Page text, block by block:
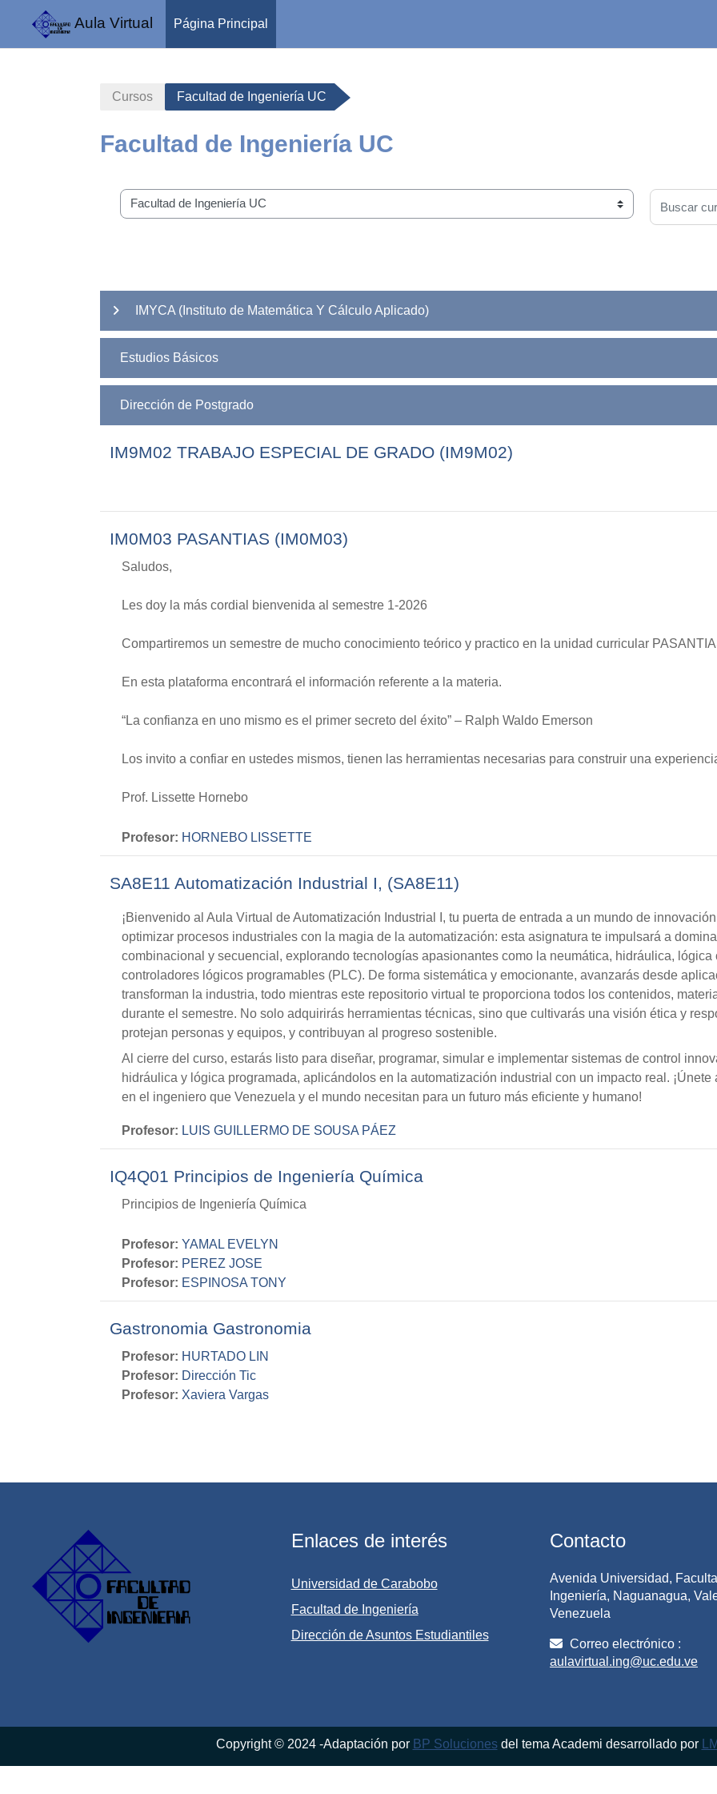
Aula Virtual Página Principal
Cursos Facultad de Ingeniería UC
Facultad de Ingeniería UC
Categorías
Buscar
IMYCA (Instituto de Matemática Y Cálculo Aplicado)
Estudios Básicos
Dirección de Postgrado
IM9M02 TRABAJO ESPECIAL DE GRADO (IM9M02)
IM0M03 PASANTIAS (IM0M03)
Saludos,
Les doy la más cordial bienvenida al semestre 1-2026
Compartiremos un semestre de mucho conocimiento teórico y practico en la unidad curricular
En esta plataforma encontrará el información referente a la materia.
“La confianza en uno mismo es el primer secreto del éxito” – Ralph Waldo Emerson
Los invito a confiar en ustedes mismos, tienen las herramientas necesarias para construir una
Prof. Lissette Hornebo
Profesor: HORNEBO LISSETTE
SA8E11 Automatización Industrial I, (SA8E11)
¡Bienvenido al Aula Virtual de Automatización Industrial I, tu puerta de entrada a un mundo de
optimizar procesos industriales con la magia de la automatización: esta asignatura te impulsará a
combinacional y secuencial, explorando tecnologías apasionantes como la neumática, hidráulica,
controladores lógicos programables (PLC). De forma sistemática y emocionante, avanzarás desde
transforman la industria, todo mientras este repositorio virtual te proporciona todos los contenidos,
durante el semestre. No solo adquirirás herramientas técnicas, sino que cultivarás una visión ética y
protejan personas y equipos, y contribuyan al progreso sostenible.
Al cierre del curso, estarás listo para diseñar, programar, simular e implementar sistemas de control
hidráulica y lógica programada, aplicándolos en la automatización industrial con un impacto real.
en el ingeniero que Venezuela y el mundo necesitan para un futuro más eficiente y humano!
Profesor: LUIS GUILLERMO DE SOUSA PÁEZ
IQ4Q01 Principios de Ingeniería Química
Principios de Ingeniería Química
Profesor: YAMAL EVELYN
Profesor: PEREZ JOSE
Profesor: ESPINOSA TONY
Gastronomia Gastronomia
Profesor: HURTADO LIN
Profesor: Dirección Tic
Profesor: Xaviera Vargas
Enlaces de interés
Universidad de Carabobo
Facultad de Ingeniería
Dirección de Asuntos Estudiantiles
Contacto
Avenida Universidad,
Ingeniería, Naguanagua,
Venezuela
Correo electrónico :
aulavirtual.ing@uc.edu.ve
Copyright © 2024 -Adaptación por BP Solucionesdel tema Academi desarrollado por